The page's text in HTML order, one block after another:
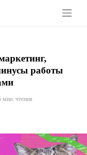
работы
мин. чтения